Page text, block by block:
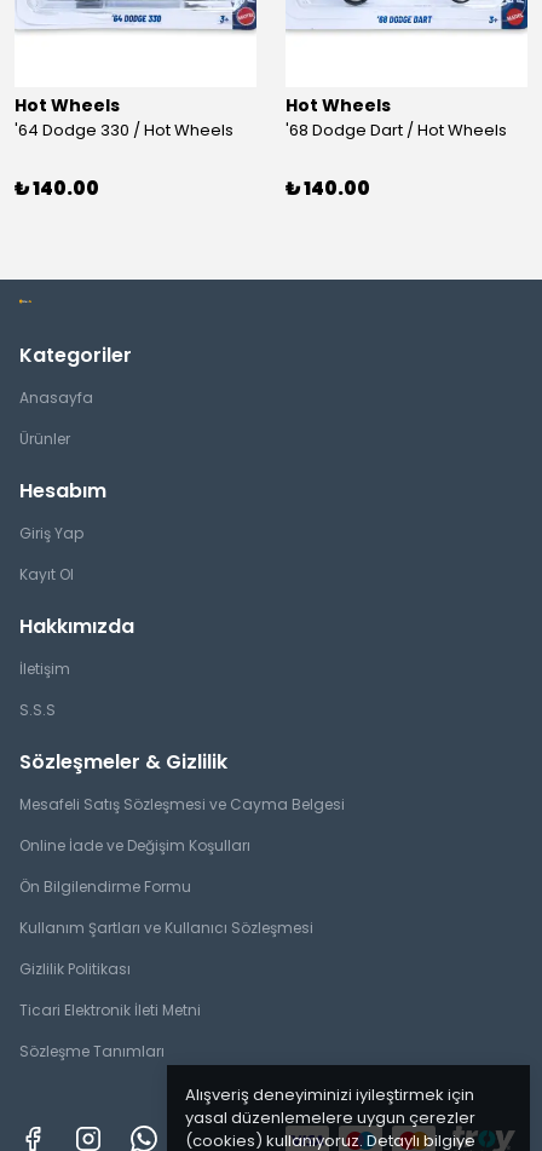
Alışveriş deneyiminizi iyileştirmek için
yasal düzenlemelere uygun çerezler
(cookies) kullanıyoruz. Detaylı bilgiye
Hot Wheels
'64 Dodge 330 / Hot Wheels
₺ 140.00
Hot Wheels
'68 Dodge Dart / Hot Wheels
₺ 140.00
Kategoriler
Anasayfa
Ürünler
Hesabım
Giriş Yap
Kayıt Ol
Hakkımızda
İletişim
S.S.S
Sözleşmeler & Gizlilik
Mesafeli Satış Sözleşmesi ve Cayma Belgesi
Online İade ve Değişim Koşulları
Ön Bilgilendirme Formu
Kullanım Şartları ve Kullanıcı Sözleşmesi
Gizlilik Politikası
Ticari Elektronik İleti Metni
Sözleşme Tanımları